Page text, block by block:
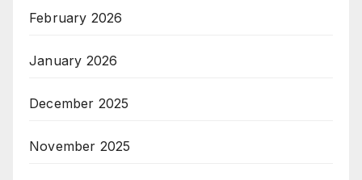
February 2026
January 2026
December 2025
November 2025